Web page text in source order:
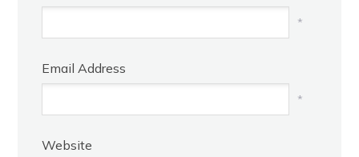
*
Email Address
*
Website